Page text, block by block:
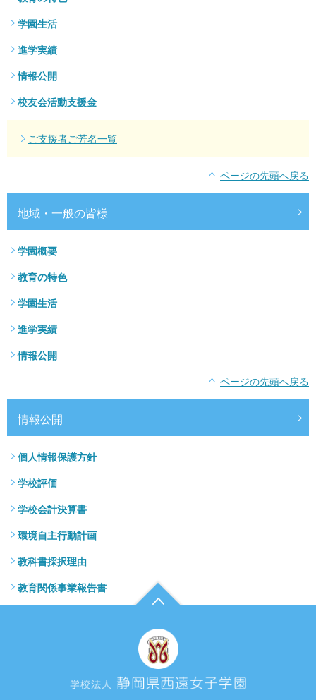
学園生活
進学実績
情報公開
校友会活動支援金
ご支援者ご芳名一覧
ページの先頭へ戻る
地域・一般の皆様
学園概要
教育の特色
学園生活
進学実績
情報公開
ページの先頭へ戻る
情報公開
個人情報保護方針
学校評価
学校会計決算書
環境自主行動計画
教科書採択理由
教育関係事業報告書